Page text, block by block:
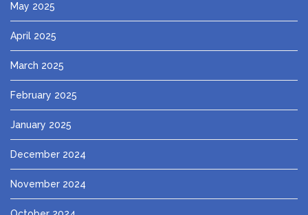
May 2025
April 2025
March 2025
February 2025
January 2025
December 2024
November 2024